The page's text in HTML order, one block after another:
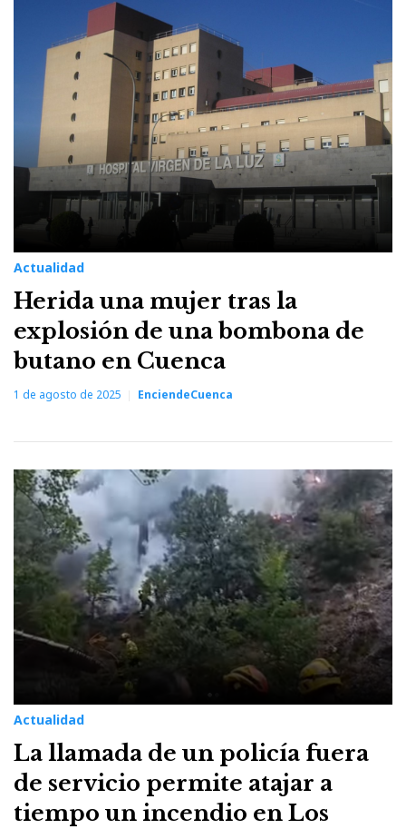
Actualidad
Herida una mujer tras la
explosión de una bombona de
butano en Cuenca
1 de agosto de 2025 EnciendeCuenca
Actualidad
La llamada de un policía fuera
de servicio permite atajar a
tiempo un incendio en Los